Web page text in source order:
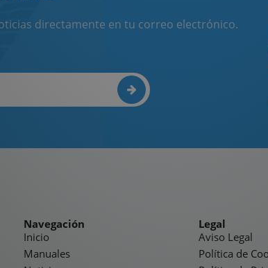
directamente en tu correo electrónico.
Navegación
Inicio
Manuales
Legal
Aviso Legal
Política de